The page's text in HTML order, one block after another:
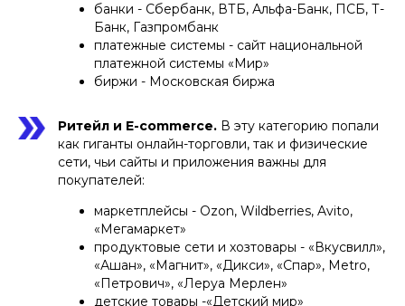
банки - Сбербанк, ВТБ, Альфа-Банк, ПСБ, Т-
Банк, Газпромбанк
платежные системы - сайт национальной
платежной системы «Мир»
биржи - Московская биржа
Ритейл и E-commerce. В эту категорию попали
как гиганты онлайн-торговли, так и физические
сети, чьи сайты и приложения важны для
покупателей:
маркетплейсы - Ozon, Wildberries, Avito,
«Мегамаркет»
продуктовые сети и хозтовары - «Вкусвилл»,
«Ашан», «Магнит», «Дикси», «Спар», Metro,
«Петрович», «Леруа Мерлен»
детские товары -«Детский мир»